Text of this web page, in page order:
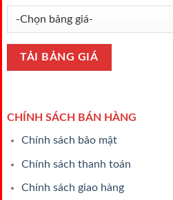
CHÍNH SÁCH BÁN HÀNG
Chính sách bảo mật
Chính sách thanh toán
Chính sách giao hàng